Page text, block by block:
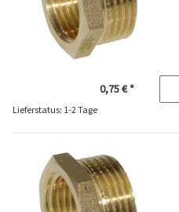
0,75 €*
Lieferstatus: 1-2 Tage